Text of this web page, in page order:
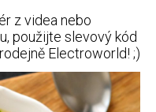
z videa nebo
použijte slevový kód
Electroworld! ;)